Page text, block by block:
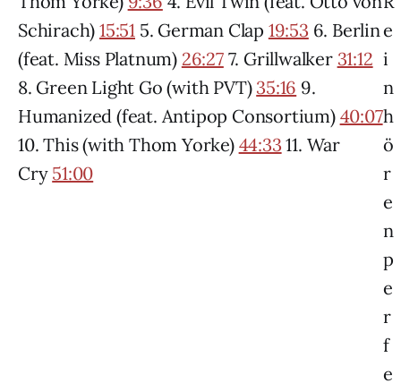
Schirach)15:51 5. German Clap 19:53 6. Berlin
(feat. Miss Platnum) 26:277. Grillwalker 31:12
8. Green Light Go (with PVT) 35:16 9.
Humanized (feat. Antipop Consortium) 40:07
10. This (with Thom Yorke) 44:33 11. War
Cry 51:00
e
i
n
h
ö
r
e
n
p
e
r
f
e